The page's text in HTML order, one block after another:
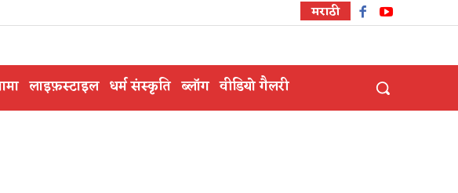
मराठी
लाइफ़स्टाइल धर्म संस्कृति ब्लॉग वीडियो गैलरी